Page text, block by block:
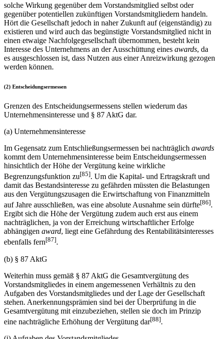
solche Wirkung gegenüber dem Vorstandsmitglied selbst oder
gegenüber potentiellen zukünftigen Vorstandsmitgliedern handeln.
Hört die Gesellschaft jedoch in naher Zukunft auf (eigenständig) zu
existieren und wird auch das begünstigte Vorstandsmitglied nicht in
einen etwaige Nachfolgegesellschaft übernommen, besteht kein
Interesse des Unternehmens an der Ausschüttung eines awards, da
es ausgeschlossen ist, dass Nutzen aus einer Anreizwirkung gezogen
werden können.
(2) Entscheidungsermessen
Grenzen des Entscheidungsermessens stellen wiederum das
Unternehmensinteresse und § 87 AktG dar.
(a) Unternehmensinteresse
Im Gegensatz zum Entschließungsermessen bei nachträglich awards
kommt dem Unternehmensinteresse beim Entscheidungsermessen
hinsichtlich der Höhe der Vergütung keine wirkliche
Begrenzungsfunktion zu[85]. Um die Kapital- und Ertragskraft und
damit das Bestandsinteresse zu gefährden müssten die Belastungen
aus den Vergütungszusagen die Erwirtschaftung von Finanzmitteln
auf Jahre ausschließen, was eine absolute Ausnahme sein dürfte[86].
Ergibt sich die Höhe der Vergütung zudem auch erst aus einem
nachträglichen, ja von der Erreichung wirtschaftlicher Erfolge
abhängigen award, liegt eine Gefährdung des Rentabilitätsinteresses
ebenfalls fern[87].
(b) § 87 AktG
Weiterhin muss gemäß § 87 AktG die Gesamtvergütung des
Vorstandsmitgliedes in einem angemessenen Verhältnis zu den
Aufgaben des Vorstandsmitgliedes und der Lage der Gesellschaft
stehen. Anerkennungsprämien sind bei der Überprüfung in die
Gesamtvergütung mit einzubeziehen, stellen sie doch im Prinzip
eine nachträgliche Erhöhung der Vergütung dar[88].